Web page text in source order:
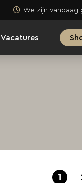
We zijn vandaag
Vacatures
1